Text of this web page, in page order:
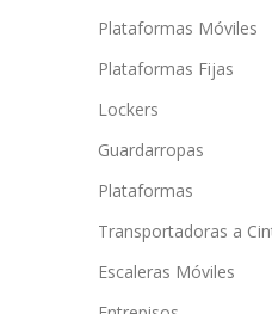
Plataformas Móviles
Plataformas Fijas
Lockers
Guardarropas
Plataformas
Transportadoras a
Escaleras Móviles